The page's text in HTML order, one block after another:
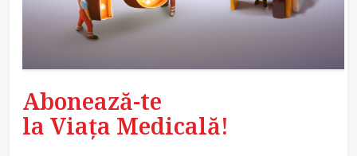
Abonează-te
la Viața Medicală!